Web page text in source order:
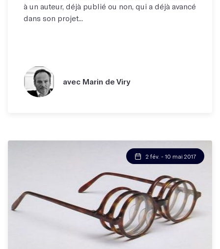
à un auteur, déjà publié ou non, qui a déjà avancé
dans son projet...
avec Marin de Viry
2 fév. - 10 mai 2017